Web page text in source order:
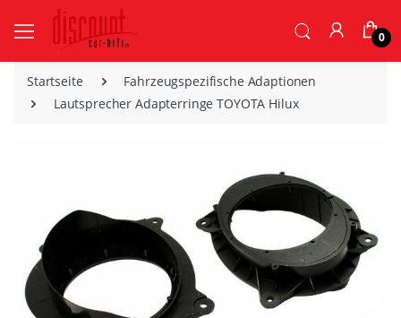
0
Startseite
Fahrzeugspezifische Adaptionen
Lautsprecher Adapterringe TOYOTA Hilux